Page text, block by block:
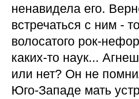
ненавидела его.
встречаться с ним -
волосатого рок-
каких-то наук...
или нет? Он не
Юго-Западе мать